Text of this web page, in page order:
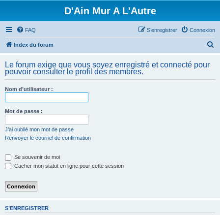
D'Ain Mur A L'Autre
FAQ Connexion
S’enregistrer
Index du forum
h
Le forum exige que vous soyez enregistré et connecté pour
pouvoir consulter le profil des membres.
Nom d’utilisateur :
Mot de passe :
J’ai oublié mon mot de passe
Renvoyer le courriel de confirmation
Se souvenir de moi
Cacher mon statut en ligne pour cette session
S’ENREGISTRER